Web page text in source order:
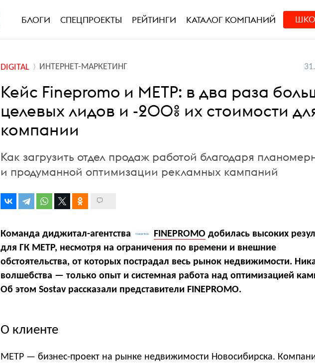
БЛОГИ СПЕЦПРОЕКТЫ РЕЙТИНГИ КАТАЛОГ КОМПАНИЙ
DIGITAL ИНТЕРНЕТ-МАРКЕТИНГ
Кейс Finepromo и МЕТР: в два раза
целевых лидов и -200% их стоимости
компании
Как загрузить отдел продаж работой благодаря
и продуманной оптимизации рекламных кампаний
Команда диджитал-агентства FINEPROMO добилась высоких
для ГК МЕТР, несмотря на ограничения по времени и внешние
обстоятельства, от которых пострадал весь рынок недвижимости.
волшебства — только опыт и системная работа над оптимизацией
Об этом Sostav рассказали представители FINEPROMO.
О клиенте
МЕТР — бизнес-проект на рынке недвижимости Новосибирска.